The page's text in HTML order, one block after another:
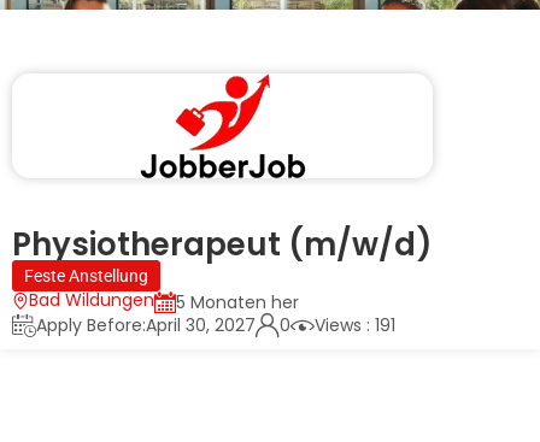
Physiotherapeut (m/w/d)
Feste Anstellung
Bad Wildungen
5 Monaten her
Apply Before:April 30, 2027
0 Views : 191